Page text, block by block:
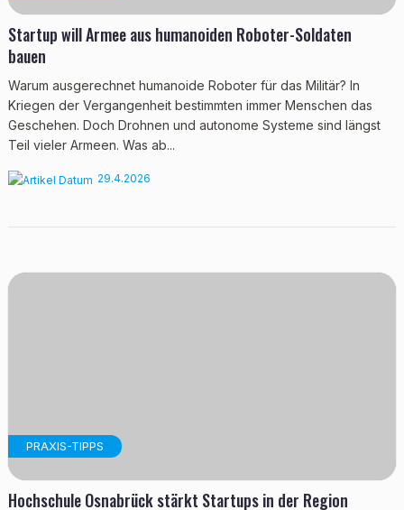
Startup will Armee aus humanoiden Roboter-Soldaten
bauen
Warum ausgerechnet humanoide Roboter für das Militär? In
Kriegen der Vergangenheit bestimmten immer Menschen das
Geschehen. Doch Drohnen und autonome Systeme sind längst
Teil vieler Armeen. Was ab...
29.4.2026
PRAXIS-TIPPS
Hochschule Osnabrück stärkt Startups in der Region